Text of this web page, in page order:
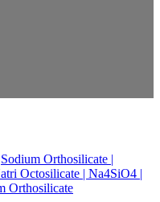
Sodium Orthosilicate |
Octosilicate | Na4SiO4 |
Orthosilicate